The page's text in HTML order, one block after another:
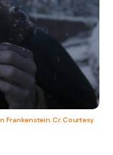
Frankenstein. Cr. Courtesy